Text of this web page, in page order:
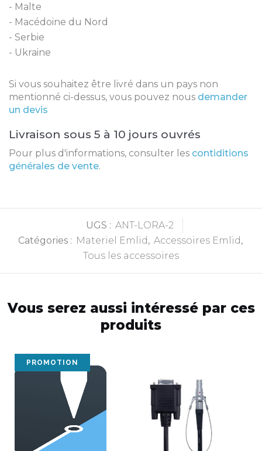
Malte
Macédoine du Nord
Serbie
Ukraine
Si vous souhaitez être livré dans un pays non
mentionné ci-dessus, vous pouvez nous demander
un devis
Livraison sous 5 à 10 jours ouvrés
Pour plus d'informations, consulter les contiditions
générales de vente.
UGS : ANT-LORA-2
Catégories : Materiel Emlid , Accessoires Emlid ,
Tous les accessoires
Vous serez aussi intéressé par ces
produits
PROMOTION